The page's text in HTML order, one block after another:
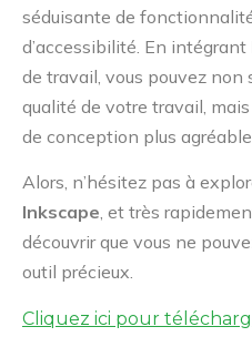
séduisante de
d’accessibilité. En intégrant
de travail, vous pouvez non
qualité de votre travail,
de conception plus
Alors, n’hésitez pas à
Inkscape, et très
découvrir que vous ne
outil précieux.
Cliquez ici pour